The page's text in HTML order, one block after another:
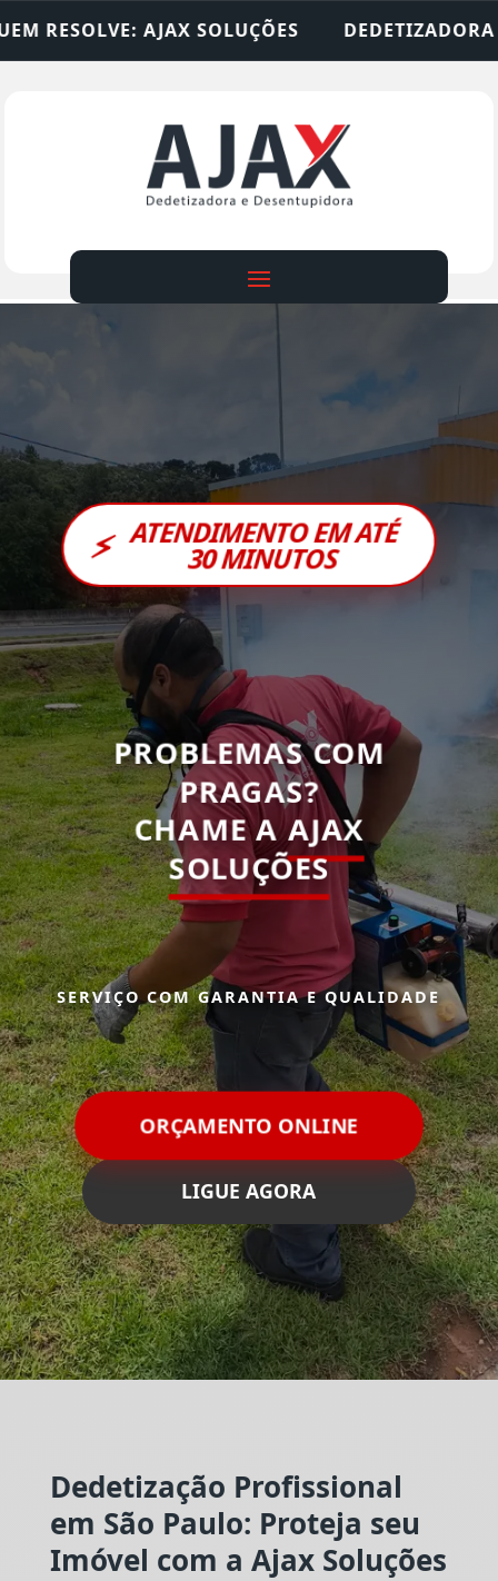
DEDETIZADORA • DESENTUPIDORA •
⚡ ATENDIMENTO EM ATÉ
30 MINUTOS
PROBLEMAS COM
PRAGAS?
CHAME AAJAX
SOLUÇÕES
SERVIÇO COM GARANTIA E QUALIDADE
ORÇAMENTO ONLINE
LIGUE AGORA
Dedetização Profissional
em São Paulo: Proteja seu
Imóvel com a Ajax Soluções